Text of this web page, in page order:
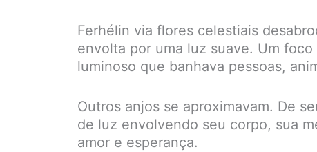
Ferhélin via flores celestiais
envolta por uma luz suave. Um
luminoso que banhava pessoas,
Outros anjos se aproximavam. De
de luz envolvendo seu corpo, sua
amor e esperança.